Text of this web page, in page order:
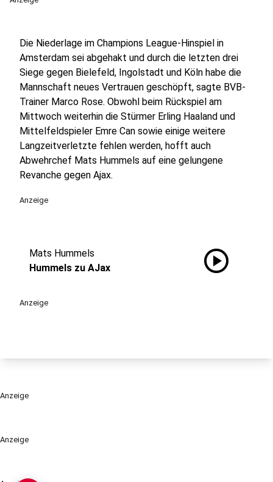
Anzeige
Die Niederlage im Champions League-Hinspiel in
Amsterdam sei abgehakt und durch die letzten drei
Siege gegen Bielefeld, Ingolstadt und Köln habe die
Mannschaft neues Vertrauen geschöpft, sagte BVB-
Trainer Marco Rose. Obwohl beim Rückspiel am
Mittwoch weiterhin die Stürmer Erling Haaland und
Mittelfeldspieler Emre Can sowie einige weitere
Langzeitverletzte fehlen werden, hofft auch
Abwehrchef Mats Hummels auf eine gelungene
Revanche gegen Ajax.
Anzeige
Mats Hummels
Hummels zu AJax
play_circle
Anzeige
Anzeige